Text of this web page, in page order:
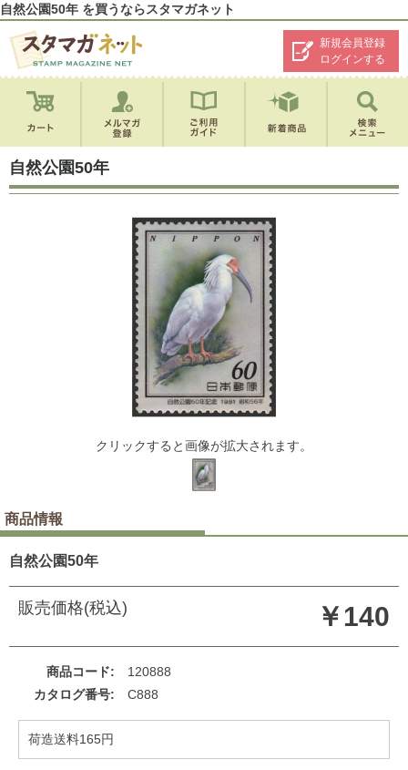
自然公園50年 を買うならスタマガネット
新規会員登録
ログインする
自然公園50年
クリックすると画像が拡大されます。
商品情報
自然公園50年
販売価格(税込) ￥140
商品コード
120888
カタログ番号
C888
荷造送料165円